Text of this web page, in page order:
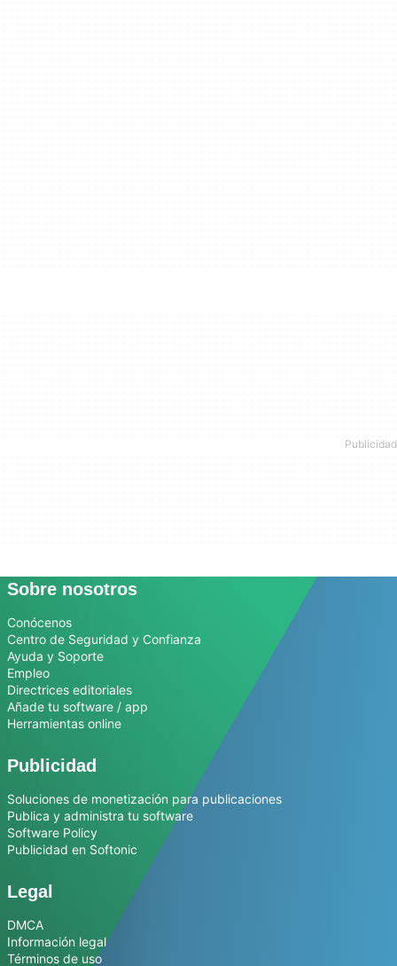
Sobre nosotros
Conócenos
Centro de Seguridad y Confianza
Ayuda y Soporte
Empleo
Directrices editoriales
Añade tu software / app
Herramientas online
Publicidad
Soluciones de monetización para publicaciones
Publica y administra tu software
Software Policy
Publicidad en Softonic
Legal
DMCA
Información legal
Términos de uso